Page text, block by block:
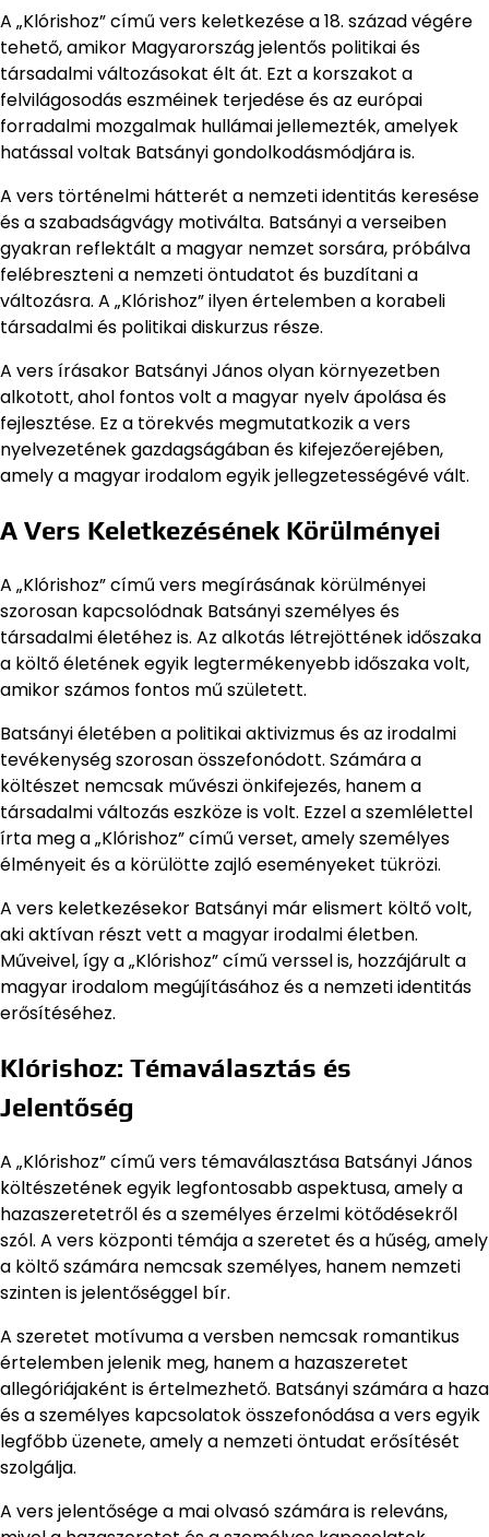
A „Klórishoz” című vers keletkezése a 18. század végére
tehető, amikor Magyarország jelentős politikai és
társadalmi változásokat élt át. Ezt a korszakot a
felvilágosodás eszméinek terjedése és az európai
forradalmi mozgalmak hullámai jellemezték, amelyek
hatással voltak Batsányi gondolkodásmódjára is.
A vers történelmi hátterét a nemzeti identitás keresése
és a szabadságvágy motiválta. Batsányi a verseiben
gyakran reflektált a magyar nemzet sorsára, próbálva
felébreszteni a nemzeti öntudatot és buzdítani a
változásra. A „Klórishoz” ilyen értelemben a korabeli
társadalmi és politikai diskurzus része.
A vers írásakor Batsányi János olyan környezetben
alkotott, ahol fontos volt a magyar nyelv ápolása és
fejlesztése. Ez a törekvés megmutatkozik a vers
nyelvezetének gazdagságában és kifejezőerejében,
amely a magyar irodalom egyik jellegzetességévé vált.
A Vers Keletkezésének Körülményei
A „Klórishoz” című vers megírásának körülményei
szorosan kapcsolódnak Batsányi személyes és
társadalmi életéhez is. Az alkotás létrejöttének időszaka
a költő életének egyik legtermékenyebb időszaka volt,
amikor számos fontos mű született.
Batsányi életében a politikai aktivizmus és az irodalmi
tevékenység szorosan összefonódott. Számára a
költészet nemcsak művészi önkifejezés, hanem a
társadalmi változás eszköze is volt. Ezzel a szemlélettel
írta meg a „Klórishoz” című verset, amely személyes
élményeit és a körülötte zajló eseményeket tükrözi.
A vers keletkezésekor Batsányi már elismert költő volt,
aki aktívan részt vett a magyar irodalmi életben.
Műveivel, így a „Klórishoz” című verssel is, hozzájárult a
magyar irodalom megújításához és a nemzeti identitás
erősítéséhez.
Klórishoz: Témaválasztás és
Jelentőség
A „Klórishoz” című vers témaválasztása Batsányi János
költészetének egyik legfontosabb aspektusa, amely a
hazaszeretetről és a személyes érzelmi kötődésekről
szól. A vers központi témája a szeretet és a hűség, amely
a költő számára nemcsak személyes, hanem nemzeti
szinten is jelentőséggel bír.
A szeretet motívuma a versben nemcsak romantikus
értelemben jelenik meg, hanem a hazaszeretet
allegóriájaként is értelmezhető. Batsányi számára a haza
és a személyes kapcsolatok összefonódása a vers egyik
legfőbb üzenete, amely a nemzeti öntudat erősítését
szolgálja.
A vers jelentősége a mai olvasó számára is releváns,